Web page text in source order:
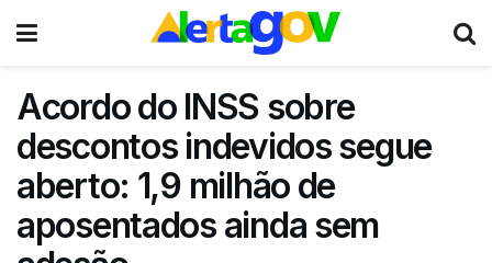
Acordo do INSS sobre
descontos indevidos segue
aberto: 1,9 milhão de
aposentados ainda sem